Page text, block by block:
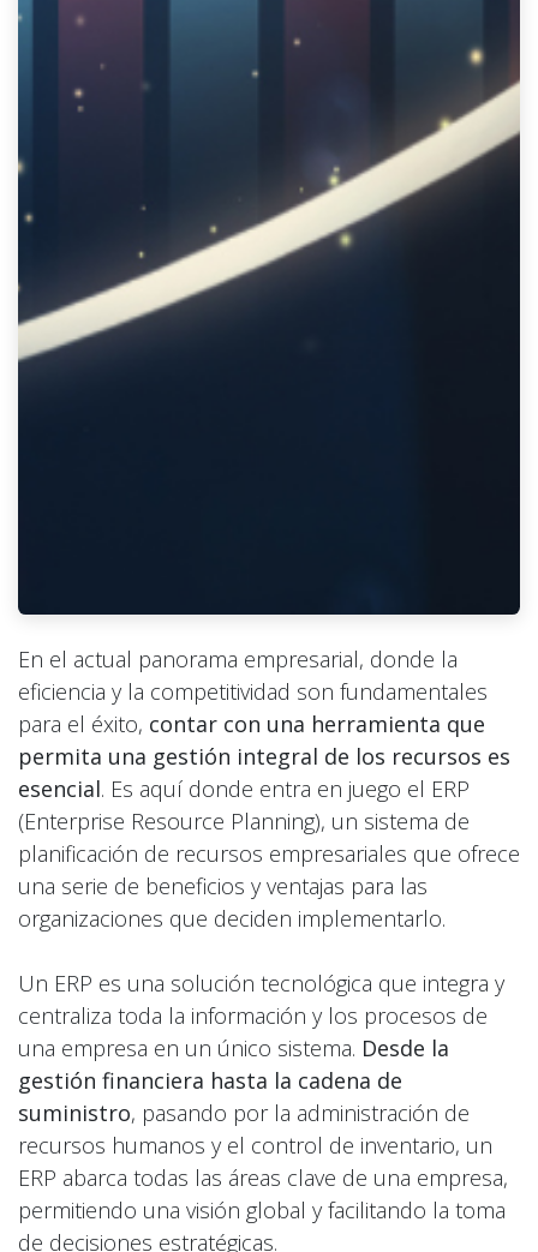
En el actual panorama empresarial, donde la
eficiencia y la competitividad son fundamentales
para el éxito, contar con una herramienta que
permita una gestión integral de los recursos es
esencial. Es aquí donde entra en juego el ERP
(Enterprise Resource Planning), un sistema de
planificación de recursos empresariales que ofrece
una serie de beneficios y ventajas para las
organizaciones que deciden implementarlo.
Un ERP es una solución tecnológica que integra y
centraliza toda la información y los procesos de
una empresa en un único sistema. Desde la
gestión financiera hasta la cadena de
suministro, pasando por la administración de
recursos humanos y el control de inventario, un
ERP abarca todas las áreas clave de una empresa,
permitiendo una visión global y facilitando la toma
de decisiones estratégicas.